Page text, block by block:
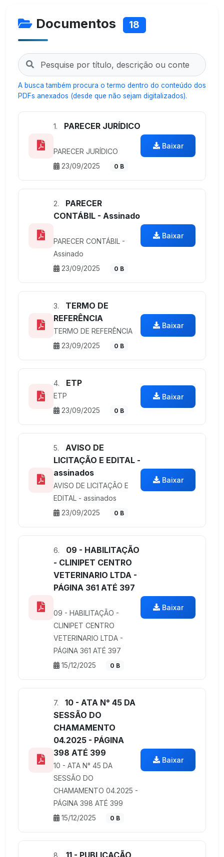
Documentos 18
A busca também procura o termo dentro do conteúdo dos
PDFs anexados (desde que não sejam digitalizados).
1. PARECER JURÍDICO
PARECER JURÍDICO
23/09/2025
0 B
Baixar
2.
PARECER
CONTÁBIL - Assinado
PARECER CONTÁBIL -
Assinado
23/09/2025
0 B
Baixar
3.
TERMO DE
REFERÊNCIA
TERMO DE REFERÊNCIA
23/09/2025
0 B
Baixar
4. ETP
ETP
23/09/2025
0 B
Baixar
5.
AVISO DE
LICITAÇÃO E EDITAL -
assinados
AVISO DE LICITAÇÃO E
EDITAL - assinados
23/09/2025
0 B
Baixar
6.
09 - HABILITAÇÃO
- CLINIPET CENTRO
VETERINARIO LTDA -
PÁGINA 361 ATÉ 397
09 - HABILITAÇÃO -
CLINIPET CENTRO
VETERINARIO LTDA -
PÁGINA 361 ATÉ 397
15/12/2025
0 B
Baixar
7.
10 - ATA N° 45 DA
SESSÃO DO
CHAMAMENTO
04.2025 - PÁGINA
398 ATÉ 399
10 - ATA N° 45 DA
SESSÃO DO
CHAMAMENTO 04.2025 -
PÁGINA 398 ATÉ 399
15/12/2025
0 B
Baixar
8. 11 - PUBLICAÇÃO